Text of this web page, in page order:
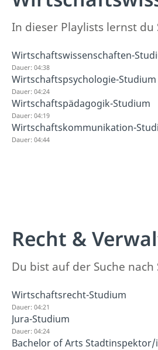
In dieser Playlists lernst
Wirtschaftswissenschaften-
Dauer: 04:38
Wirtschaftspsychologie-Studium
Dauer: 04:24
Wirtschaftspädagogik-Studium
Dauer: 04:19
Wirtschaftskommunikation-
Dauer: 04:44
Recht &
Du bist auf der Suche
Wirtschaftsrecht-Studium
Dauer: 04:21
Jura-Studium
Dauer: 04:24
Bachelor of Arts Stadtinspektor/